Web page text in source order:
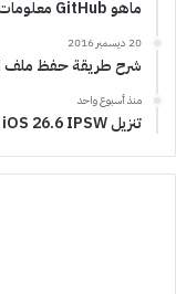
ماهو GitHub معلومات وروابط
20 ديسمبر 2016
شرح طريقة حفظ ملف SHSH من الايفون والايباد
منذ أسبوع واحد
تنزيل iOS 26.6 IPSW و iPadOS 26.6 IPSW